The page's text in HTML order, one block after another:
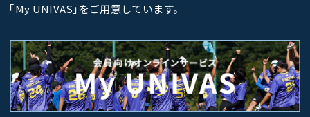
｢My UNIVAS｣をご用意しています。